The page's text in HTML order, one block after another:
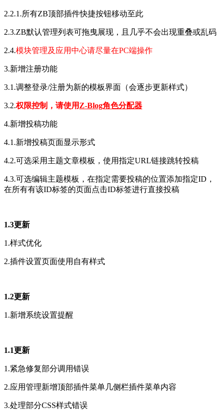
2.2.1.所有ZB顶部插件快捷按钮移动至此
2.3.ZB默认管理列表可拖曳展现，且几乎不会出现重叠或乱码
2.4.模块管理及应用中心请尽量在PC端操作
3.新增注册功能
3.1.调整登录/注册为新的模板界面（会逐步更新样式）
3.2.权限控制，请使用 Z-Blog角色分配器
4.新增投稿功能
4.1.新增投稿页面显示形式
4.2.可选采用主题文章模板，使用指定URL链接跳转投稿
4.3.可选编辑主题模板，在指定需要投稿的位置添加指定ID，
在所有有该ID标签的页面点击ID标签进行直接投稿
1.3更新
1.样式优化
2.插件设置页面使用自有样式
1.2更新
1.新增系统设置提醒
1.1更新
1.紧急修复部分调用错误
2.应用管理新增顶部插件菜单几侧栏插件菜单内容
3.处理部分CSS样式错误